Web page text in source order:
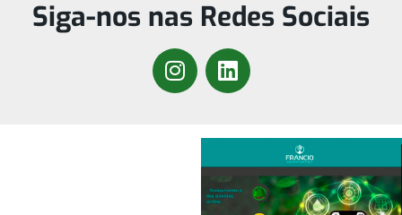
Siga-nos nas Redes Sociais